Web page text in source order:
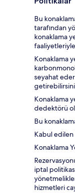
Bu
tarafından
konaklama
faaliyetleriyle
Konaklama
seyahat
Konaklama
dedektörü
Bu
Kabul edilen
Konaklama
iptal
hizmetleri